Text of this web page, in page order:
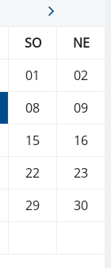
SO
NE
01
02
08
09
15
16
22
23
29
30